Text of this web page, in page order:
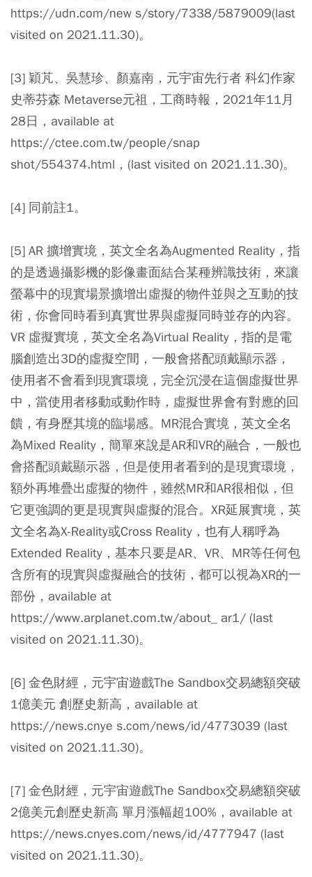
https://udn.com/new s/story/7338/5879009(last
visited on 2021.11.30)。
[3] 穎芃、吳慧珍、顏嘉南，元宇宙先行者 科幻作家
史蒂芬森 Metaverse元祖，工商時報，2021年11月
28日，available at
https://ctee.com.tw/people/snap
shot/554374.html，(last visited on 2021.11.30)。
[4] 同前註1。
[5] AR 擴增實境，英文全名為Augmented Reality，指
的是透過攝影機的影像畫面結合某種辨識技術，來讓
螢幕中的現實場景擴增出虛擬的物件並與之互動的技
術，你會同時看到真實世界與虛擬同時並存的內容。
VR 虛擬實境，英文全名為Virtual Reality，指的是電
腦創造出3D的虛擬空間，一般會搭配頭戴顯示器，
使用者不會看到現實環境，完全沉浸在這個虛擬世界
中，當使用者移動或動作時，虛擬世界會有對應的回
饋，有身歷其境的臨場感。MR混合實境，英文全名
為Mixed Reality，簡單來說是AR和VR的融合，一般也
會搭配頭戴顯示器，但是使用者看到的是現實環境，
額外再堆疊出虛擬的物件，雖然MR和AR很相似，但
它更強調的更是現實與虛擬的混合。XR延展實境，英
文全名為X-Reality或Cross Reality，也有人稱呼為
Extended Reality，基本只要是AR、VR、MR等任何包
含所有的現實與虛擬融合的技術，都可以視為XR的一
部份，available at
https://www.arplanet.com.tw/about_ ar1/ (last
visited on 2021.11.30)。
[6] 金色財經，元宇宙遊戲The Sandbox交易總額突破
1億美元 創歷史新高，available at
https://news.cnye s.com/news/id/4773039 (last
visited on 2021.11.30)。
[7] 金色財經，元宇宙遊戲The Sandbox交易總額突破
2億美元創歷史新高 單月漲幅超100%，available at
https://news.cnyes.com/news/id/4777947 (last
visited on 2021.11.30)。